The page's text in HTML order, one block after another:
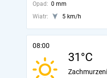
Opad: 0 mm
Wiatr:
5 km/h
08:00
31°C